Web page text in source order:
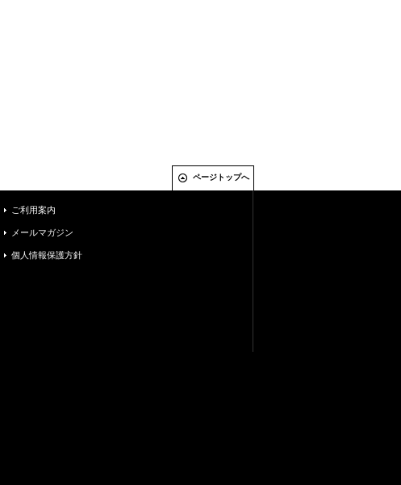
ページトップへ
ご利用案内
メールマガジン
個人情報保護方針